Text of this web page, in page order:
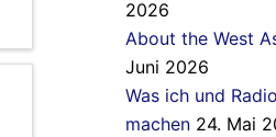
2026
About the West
Juni 2026
Was ich und
machen 24. Mai